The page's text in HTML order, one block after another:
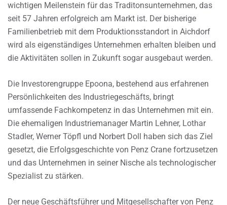
wichtigen Meilenstein für das Traditonsunternehmen, das
seit 57 Jahren erfolgreich am Markt ist. Der bisherige
Familienbetrieb mit dem Produktionsstandort in Aichdorf
wird als eigenständiges Unternehmen erhalten bleiben und
die Aktivitäten sollen in Zukunft sogar ausgebaut werden.
Die Investorengruppe Epoona, bestehend aus erfahrenen
Persönlichkeiten des Industriegeschäfts, bringt
umfassende Fachkompetenz in das Unternehmen mit ein.
Die ehemaligen Industriemanager Martin Lehner, Lothar
Stadler, Werner Töpfl und Norbert Doll haben sich das Ziel
gesetzt, die Erfolgsgeschichte von Penz Crane fortzusetzen
und das Unternehmen in seiner Nische als technologischer
Spezialist zu stärken.
Der neue Geschäftsführer und Mitgesellschafter von Penz